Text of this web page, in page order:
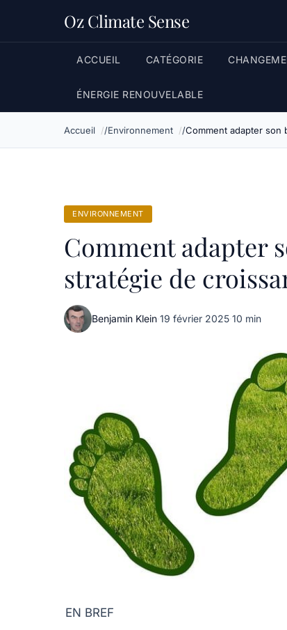
Oz Climate Sense
ACCUEIL CATÉGORIE
ÉNERGIE RENOUVELABLE
Accueil Environnement Comment adapter son
ENVIRONNEMENT
Comment adapter
stratégie de
Benjamin Klein·19 février 2025·10 min
EN BREF